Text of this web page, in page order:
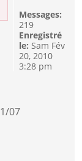
07
Messages:
219
Enregistré
le: Sam Fév
20, 2010
3:28 pm